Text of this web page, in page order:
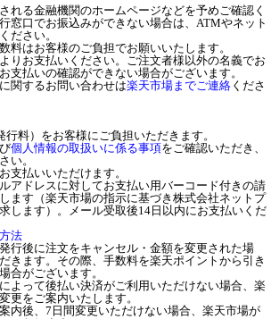
れる金融機関のホームページなどを予めご確認く
窓口でお振込みができない場合は、ATMやネット
ださい。
料はお客様のご負担でお願いいたします。
りお支払いください。ご注文者様以外の名義でお
支払いの確認ができない場合がございます。
関するお問い合わせは楽天市場までご連絡 くださ
行料）をお客様にご負担いただきます。
個人情報の取扱いに係る事項をご確認いただき、
い。
支払いいただけます。
アドレスに対してお支払い用バーコード付きの請
ます（楽天市場の指示に基づき株式会社ネットプ
します）。メール受取後14日以内にお支払いくだ
法
行後に注文をキャンセル・金額を変更された場
きます。その際、手数料を楽天ポイントから引き
合がございます。
よって後払い決済がご利用いただけない場合、楽
更をご案内いたします。
内後、7日間変更いただけない場合、楽天市場が